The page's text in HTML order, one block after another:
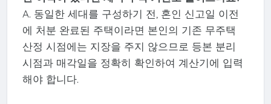
A. 동일한 세대를 구성하기 전, 혼인 신고일 이전
에 처분 완료된 주택이라면 본인의 기존 무주택
산정 시점에는 지장을 주지 않으므로 등본 분리
시점과 매각일을 정확히 확인하여 계산기에 입력
해야 합니다.